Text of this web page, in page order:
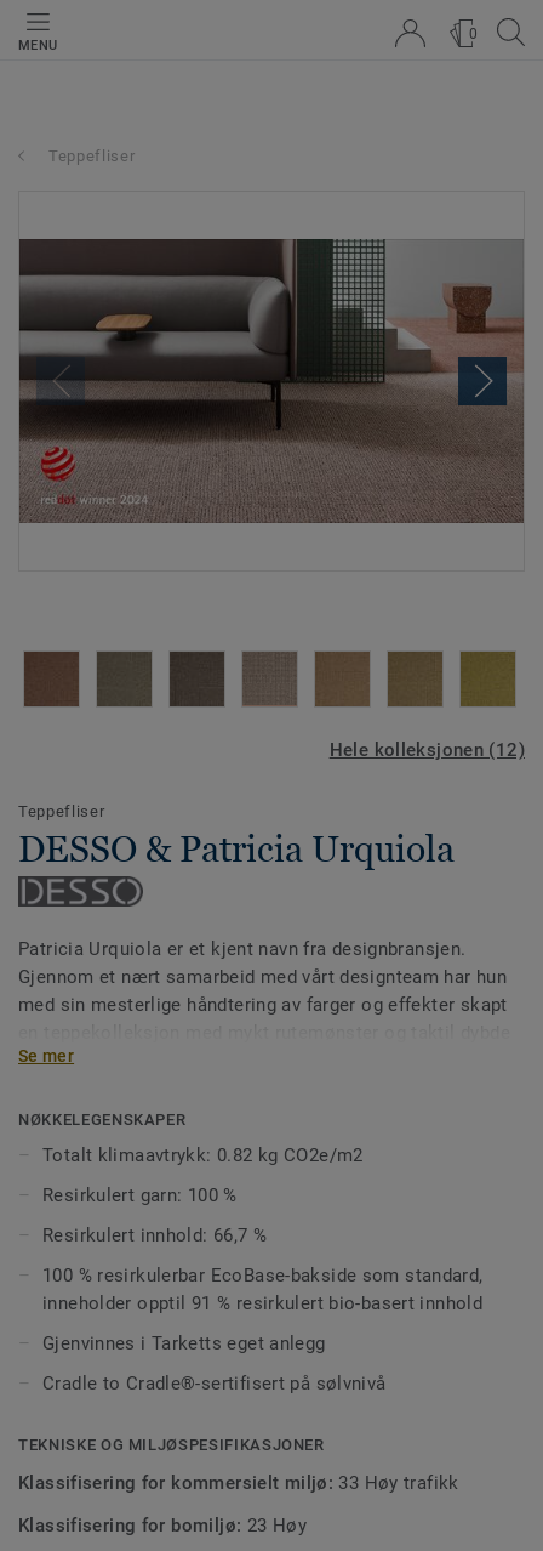
MENU
0
Teppefliser
Hele kolleksjonen (12)
Teppefliser
DESSO & Patricia Urquiola
Patricia Urquiola er et kjent navn fra designbransjen.
Gjennom et nært samarbeid med vårt designteam har hun
med sin mesterlige håndtering av farger og effekter skapt
– en visuell effekt med tekstur og tredimensjonell
toner og lysere aksenter, hvor samtlige kan kombineres
med hverandre.
Teppeflisene har et svært lavt klimaavtrykk, og er fullt
resirkulerbare. Gulvet kan installeres på forskjellige måter
og skape stilige og unike design på kontor så vel som i
hotell- og restaurantmiljøer.
Som en del av vårt kontinuerlige arbeid med å redusere vårt
forbedret EcoBase-bakside, der en fossil ingrediens i den
komponent.
Se mer
NØKKELEGENSKAPER
Totalt klimaavtrykk: 0.82 kg CO2e/m2
Resirkulert garn: 100 %
Resirkulert innhold: 66,7 %
100 % resirkulerbar EcoBase-bakside som standard,
inneholder opptil 91 % resirkulert bio-basert innhold
Gjenvinnes i Tarketts eget anlegg
Cradle to Cradle®-sertifisert på sølvnivå
TEKNISKE OG MILJØSPESIFIKASJONER
Klassifisering for kommersielt miljø: 33 Høy trafikk
Klassifisering for bomiljø: 23 Høy